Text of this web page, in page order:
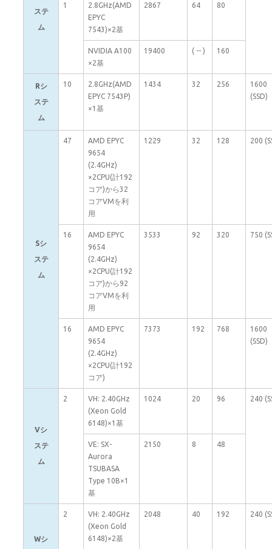
ステ
ム
1
2.8GHz(AMD
EPYC
7543)×2基
2867 64 80
NVIDIA A100
×2基
19400 ( -- ) 160
Rシ
ステ
ム
10
2.8GHz(AMD
EPYC 7543P)
×1基
1434 32 256
1600
(SSD)
Sシ
ステ
ム
47
AMD EPYC
9654
(2.4GHz)
×2CPU(計192
コア)から32
コアVMを利
用
1229 32 128 200
16
AMD EPYC
9654
(2.4GHz)
×2CPU(計192
コア)から92
コアVMを利
用
3533 92 320 750
16
AMD EPYC
9654
(2.4GHz)
×2CPU(計192
コア)
7373 192 768
1600
(SSD)
Vシ
ステ
ム
2
VH: 2.40GHz
(Xeon Gold
6148)×1基
1024 20 96 240
VE: SX-
Aurora
TSUBASA
Type 10B×1
基
2150 8 48
Wシ
2
VH: 2.40GHz
(Xeon Gold
6148)×2基
2048 40 192 240